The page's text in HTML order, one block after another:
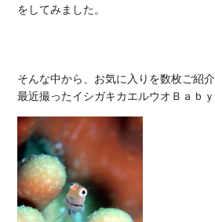
をしてみました。
そんな中から、お気に入りを数枚ご紹介